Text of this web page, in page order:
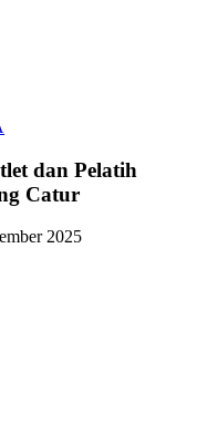
dan Pelatih
Catur
2025